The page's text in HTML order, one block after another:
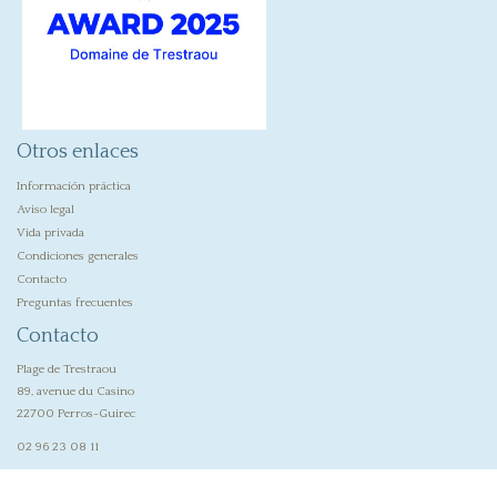
Otros enlaces
Información práctica
Aviso legal
Vida privada
Condiciones generales
Contacto
Preguntas frecuentes
Contacto
Plage de Trestraou
89, avenue du Casino
22700 Perros-Guirec
02 96 23 08 11